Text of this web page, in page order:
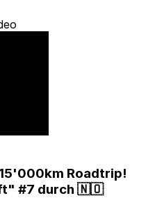
15'000km Roadtrip!
#7 durch 🇳🇴